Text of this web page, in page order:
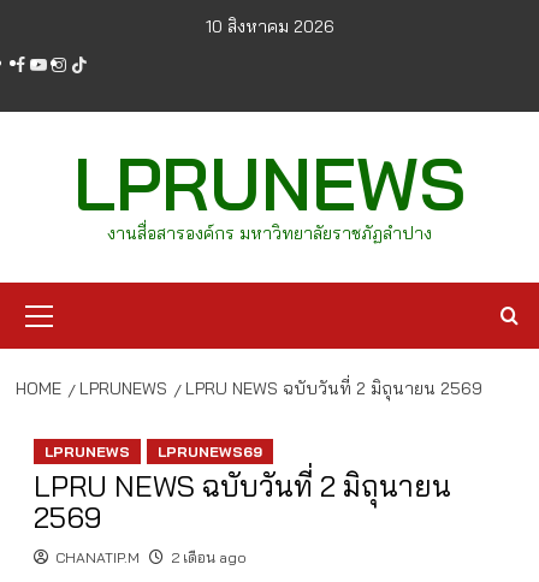
content
10 สิงหาคม 2026
facebook
youtube
instagram
tiktok
LPRUNEWS
งานสื่อสารองค์กร มหาวิทยาลัยราชภัฏลำปาง
Menu
HOME LPRUNEWS LPRU NEWS ฉบับวันที่ 2 มิถุนายน 2569
LPRUNEWS LPRUNEWS69
LPRU NEWS ฉบับวันที่ 2 มิถุนายน
2569
CHANATIP.M 2 เดือน ago